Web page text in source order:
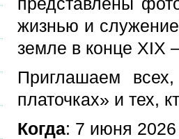
жизнью и
земле в конце XIX
Приглашаем
платочках» и тех,
Когда: 7 июня 2026